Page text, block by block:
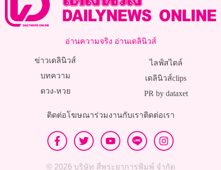
อ่านความจริง อ่านเดลินิวส์
ข่าวเดลินิวส์
บทความ
ดวง-หวย
ไลฟ์สไตล์
เดลินิวส์clips
PR by dataxet
ติดต่อโฆษณาร่วมงานกับเราติดต่อเรา
© 2026 บริษัท สี่พระยาการพิมพ์ จำกัด